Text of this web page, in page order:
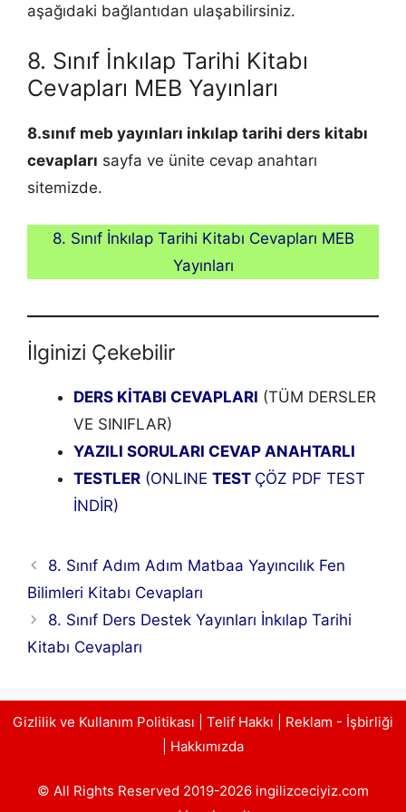
aşağıdaki bağlantıdan ulaşabilirsiniz.
8. Sınıf İnkılap Tarihi Kitabı
Cevapları MEB Yayınları
8.sınıf meb yayınları inkılap tarihi ders kitabı
cevapları sayfa ve ünite cevap anahtarı
sitemizde.
8. Sınıf İnkılap Tarihi Kitabı Cevapları MEB
Yayınları
İlginizi Çekebilir
DERS KİTABI CEVAPLARI (TÜM DERSLER
VE SINIFLAR)
YAZILI SORULARI CEVAP ANAHTARLI
TESTLER (ONLINE TEST ÇÖZ PDF TEST
İNDİR)
8. Sınıf Adım Adım Matbaa Yayıncılık Fen
Bilimleri Kitabı Cevapları
8. Sınıf Ders Destek Yayınları İnkılap Tarihi
Kitabı Cevapları
Gizlilik ve Kullanım Politikası Telif Hakkı
Reklam - İşbirliği
Hakkımızda
© All Rights Reserved 2019-2026 ingilizceciyiz.com